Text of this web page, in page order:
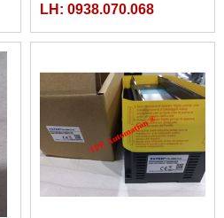
LH: 0938.070.068